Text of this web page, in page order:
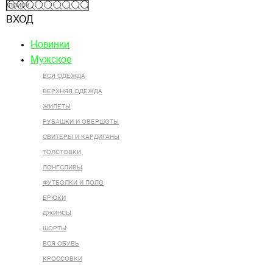
ВХОД
Новинки
Мужское
ВСЯ ОДЕЖДА
ВЕРХНЯЯ ОДЕЖДА
ЖИЛЕТЫ
РУБАШКИ И ОВЕРШОТЫ
СВИТЕРЫ И КАРДИГАНЫ
ТОЛСТОВКИ
ЛОНГСЛИВЫ
ФУТБОЛКИ И ПОЛО
БРЮКИ
ДЖИНСЫ
ШОРТЫ
ВСЯ ОБУВЬ
КРОССОВКИ